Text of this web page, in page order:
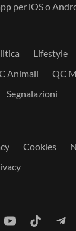
per iOSo
Lifestyle
Animali QC
Segnalazioni
Cookies